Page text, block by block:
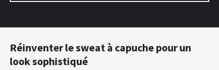
Réinventer le sweat à capuche pour un
look sophistiqué